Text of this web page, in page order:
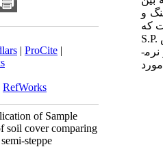
| ProCite |
RefWorks
of Sample
soil cover comparing
steppe
و
که
S.P.